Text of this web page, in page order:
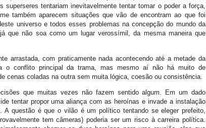
tentariam inevitavelmente tentar tomar o poder a força,
também aparecem situações que vão de encontram ao que foi
universo e todos esses problemas na concepção do mundo da
que não soa como um lugar verossímil, da mesma maneira que
arrastada, com praticamente nada acontecendo até a metade da
o conflito principal da trama, mas mesmo aí não há muito de
cenas coladas na outra sem muita lógica, coesão ou consistência.
que muitas vezes não fazem sentido algum. Em um dado
tentar propor uma aliança com as heroínas e invade a instalação
questão é que o vilão é um político tentando se eleger prefeito,
tem câmeras) poderia ser um risco à carreira política.